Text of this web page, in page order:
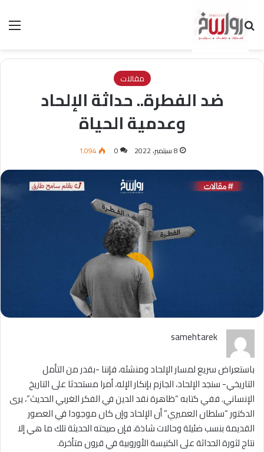
بحث عن
مقالات
ضد الفطرة.. حداثة الإلحاد
وعدمية الحياة
8 سبتمبر، 2022 0 1٬094
samehtarek
باستعراض سريع لمسار الإلحاد ومنشئه، فإننا -بقدر من التأمل
التاريخي- سنجد الإلحاد، الجازم بإنكار الإله، أمرا مستحدثا على التاريخ
الإنساني. ففي كتابه “ظاهرة نقد الدين في الفكر الغربي الحديث”، يرى
الدكتور “سلطان العميري” أن الإلحاد وإن كان موجودا في العصور
القديمة بنسب ضئيلة وحالات شاذة، فإن صيحته الحديثة تلك ما هي إلا
نتاج لثورة الحداثة على الكنيسة الأوروبية في قرون متأخرة.